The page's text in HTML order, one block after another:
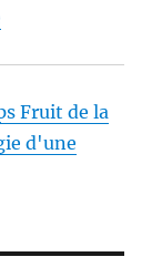
Fruit de la
d'une